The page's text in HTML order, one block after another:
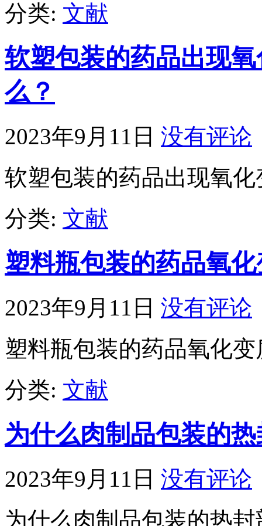
分类: 文献
软塑包装的药品出现
么？
2023年9月11日 没有评论
软塑包装的药品出现氧
分类: 文献
塑料瓶包装的药品氧
2023年9月11日 没有评论
塑料瓶包装的药品氧化
分类: 文献
为什么肉制品包装的
2023年9月11日 没有评论
为什么肉制品包装的热